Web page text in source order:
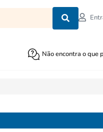
Não encontra o que